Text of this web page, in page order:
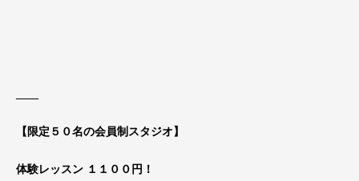
【限定５０名の会員制スタジオ】
体験レッスン １１００円！